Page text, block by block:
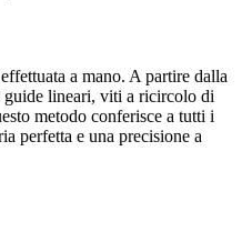
a mano. A partire dalla
guide lineari, viti a ricircolo di
metodo conferisce a tutti i
perfetta e una precisione a